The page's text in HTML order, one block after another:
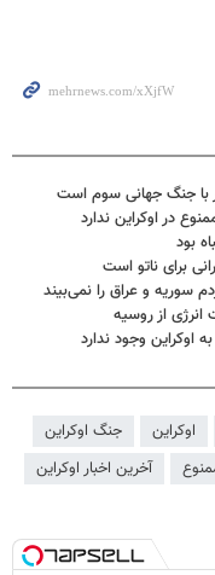
با جنگ جهانی سوم است
در اوکراین ندارد
بود
برای ناتو است
سوریه و عراق را نمی‌بیند
انرژی از روسیه
اوکراین وجود ندارد
اوکراین
جنگ اوکراین
آخرین اخبار اوکراین